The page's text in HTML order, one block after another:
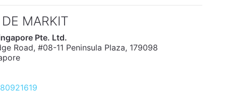
MARKIT
Pte. Ltd.
Road, #08-11 Peninsula Plaza, 179098